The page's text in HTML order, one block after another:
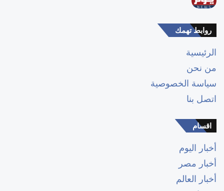
روابط تهمك
الرئيسية
من نحن
سياسة الخصوصية
اتصل بنا
اقسام
أخبار اليوم
أخبار مصر
أخبار العالم